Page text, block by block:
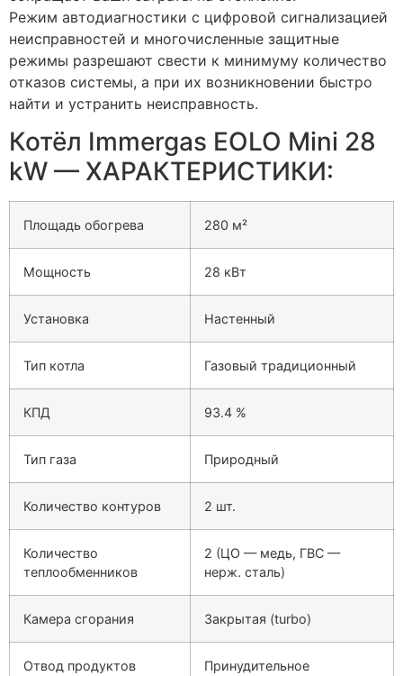
Режим автодиагностики с цифровой сигнализацией
неисправностей и многочисленные защитные
режимы разрешают свести к минимуму количество
отказов системы, а при их возникновении быстро
найти и устранить неисправность.
Котёл Immergas EOLO Mini 28
kW — ХАРАКТЕРИСТИКИ:
Площадь обогрева 280 м²
Мощность 28 кВт
Установка Настенный
Тип котла Газовый традиционный
КПД 93.4 %
Тип газа Природный
Количество контуров 2 шт.
Количество
теплообменников
2 (ЦО — медь, ГВС —
нерж. сталь)
Камера сгорания Закрытая (turbo)
Отвод продуктов
Принудительное